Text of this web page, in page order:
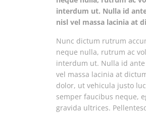
interdum ut. Nulla id
nisl vel massa lacinia at
Nunc dictum rutrum
neque nulla, rutrum ac
interdum ut. Nulla id
vel massa lacinia at
dolor, ut vehicula justo
semper faucibus neque,
gravida ultrices.